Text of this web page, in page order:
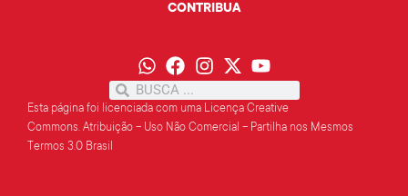
CONTRIBUA
Esta página foi licenciada com uma Licença Creative
Commons. Atribuição – Uso Não Comercial – Partilha nos Mesmos
Termos 3.0 Brasil